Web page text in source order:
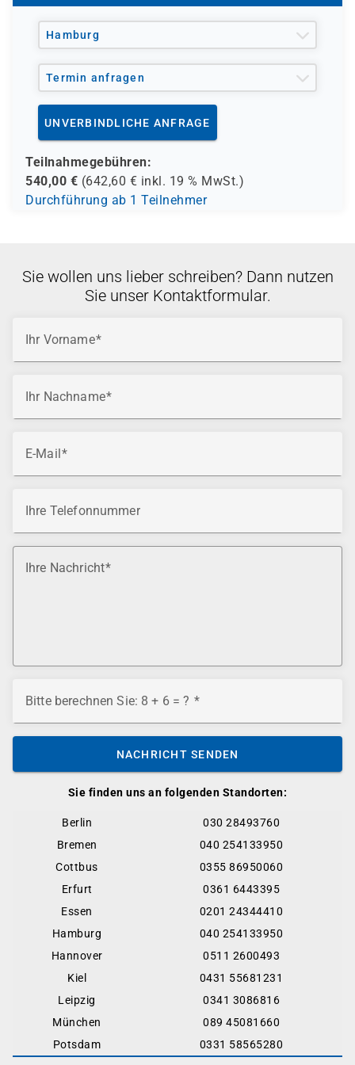
und andere Träger möglich
Hamburg
Termin anfragen
UNVERBINDLICHE ANFRAGE
Teilnahmegebühren:
540,00 € (642,60 € inkl. 19 % MwSt.)
Durchführung ab 1 Teilnehmer
Sie finden uns an folgenden Standorten:
Berlin
030 28493760
Bremen
040 254133950
Cottbus
0355 86950060
Erfurt
0361 6443395
Essen
0201 24344410
Hamburg
040 254133950
Hannover
0511 2600493
Kiel
0431 55681231
Leipzig
0341 3086816
München
089 45081660
Potsdam
0331 58565280
Sie wollen uns lieber schreiben? Dann nutzen
Sie unser Kontaktformular.
Ihr Vorname
Ihr Nachname
E-Mail
Ihre Telefonnummer
Ihre Nachricht
Bitte berechnen Sie: 8 + 6 = ?
NACHRICHT SENDEN